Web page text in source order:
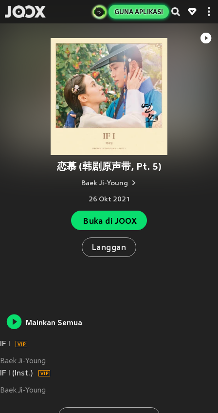
GUNA APLIKASI
恋慕 (韩剧原声带, Pt. 5)
Baek Ji-Young
26 Okt 2021
Buka di JOOX
Langgan
Mainkan Semua
IF I
Baek Ji-Young
IF I (Inst.)
Baek Ji-Young